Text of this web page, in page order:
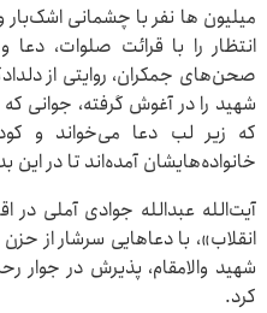
میلیون ها نفر با چشمانی
انتظار را با قرائت صلوات،
صحن‌های جمکران، روایتی از
شهید را در آغوش گرفته، جوانی
که زیر لب دعا می‌خواند و
خانواده‌هایشان آمده‌اند تا در
آیت‌الله عبدالله جوادی آملی در
انقلاب»، با دعاهایی سرشار از
شهید والامقام، پذیرش در
کرد.